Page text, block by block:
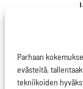
Parhaan
evästeitä,
tekniikoiden